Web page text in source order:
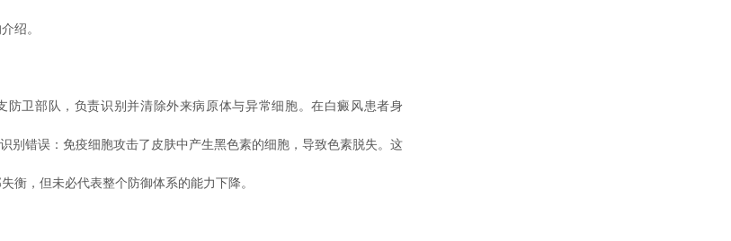
绍。
卫部队，负责识别并清除外来病原体与异常细胞。在白癜风患者身
别错误：免疫细胞攻击了皮肤中产生黑色素的细胞，导致色素脱失。这
衡，但未必代表整个防御体系的能力下降。